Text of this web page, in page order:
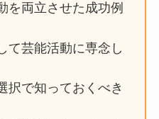
を両立させた成功例
て芸能活動に専念し
択で知っておくべき